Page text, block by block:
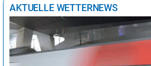
AKTUELLE WETTERNEWS